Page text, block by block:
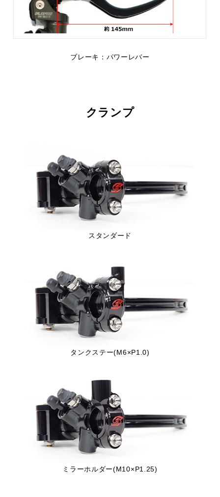
ブレーキ：パワーレバー
クランプ
スタンダード
タンクステー(M6×P1.0)
ミラーホルダー(M10×P1.25)